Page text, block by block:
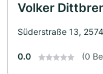
Volker
Süderstraße 13,
0.0 (0